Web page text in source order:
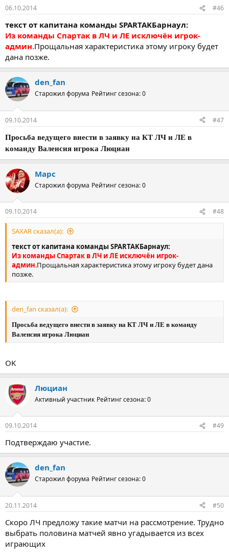
Сампдория
Seregamamenov23
archer1982
GEK
Ходаков Андрей
Железничар
kolos
farfar
cska5
Спартак
SpartakБарнаул
СТЕПАНЫЧ
andru69
SAXAR
06.10.2014 #46
текст от капитана команды SPARTAKБарнаул:
Из команды Спартак в ЛЧ и ЛЕ исключён игрок-
админ.Прощальная характеристика этому игроку будет
дана позже.
den_fan
Старожил форума Рейтинг сезона: 0
09.10.2014 #47
Просьба ведущего внести в заявку на КТ ЛЧ и ЛЕ в
команду Валенсия игрока Люциан
Марс
Старожил форума Рейтинг сезона: 0
09.10.2014 #48
SAXAR сказал(а):
текст от капитана команды SPARTAKБарнаул:
Из команды Спартак в ЛЧ и ЛЕ исключён игрок-
админ.Прощальная характеристика этому игроку будет дана
позже.
den_fan сказал(а):
Просьба ведущего внести в заявку на КТ ЛЧ и ЛЕ в команду
Валенсия игрока Люциан
OK
Люциан
Активный участник Рейтинг сезона: 0
09.10.2014 #49
Подтверждаю участие.
den_fan
Старожил форума Рейтинг сезона: 0
20.11.2014 #50
Скоро ЛЧ предложу такие матчи на рассмотрение. Трудно
выбрать половина матчей явно угадывается из всех
играющих